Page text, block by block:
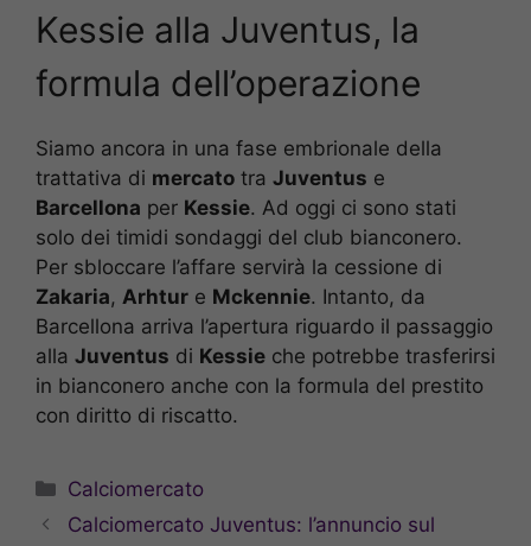
Kessie alla Juventus, la
formula dell’operazione
Siamo ancora in una fase embrionale della
trattativa di mercato tra Juventus e
Barcellona per Kessie. Ad oggi ci sono stati
solo dei timidi sondaggi del club bianconero.
Per sbloccare l’affare servirà la cessione di
Zakaria, Arhtur e Mckennie. Intanto, da
Barcellona arriva l’apertura riguardo il passaggio
alla Juventus di Kessie che potrebbe trasferirsi
in bianconero anche con la formula del prestito
con diritto di riscatto.
Categorie
Calciomercato
Calciomercato Juventus: l’annuncio sul